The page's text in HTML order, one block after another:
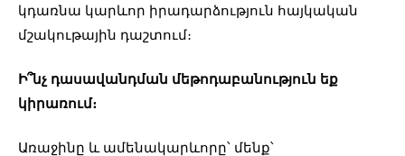
կդառնա կարևոր իրադարձություն հայկական
մշակութային դաշտում։
Ի՞նչ դասավանդման մեթոդաբանություն եք
կիրառում։
Առաջինը և ամենակարևորը՝ մենք՝